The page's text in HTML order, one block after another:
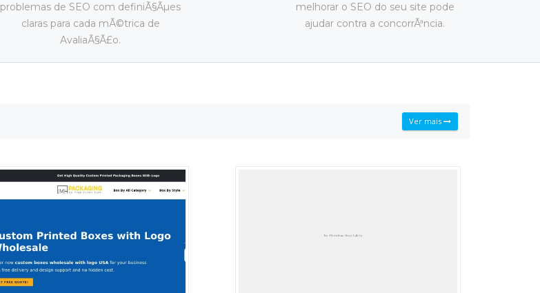
problemas de SEO com definiÃ§Ãµes
claras para cada mÃ©trica de
AvaliaÃ§Ã£o.
melhorar o SEO do seu site pode
ajudar contra a concorrÃªncia.
Ver mais